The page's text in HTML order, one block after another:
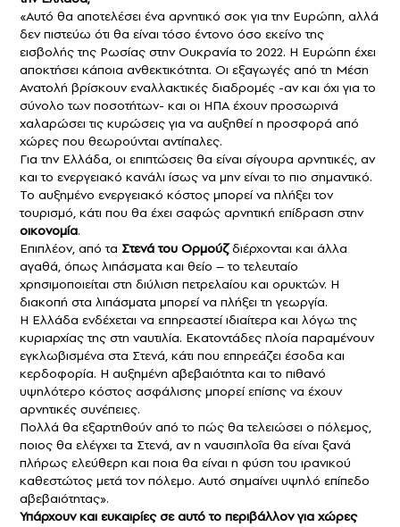
«Αυτό θα αποτελέσει ένα αρνητικό σοκ για την Ευρώπη, αλλά
δεν πιστεύω ότι θα είναι τόσο έντονο όσο εκείνο της
εισβολής της Ρωσίας στην Ουκρανία το 2022. Η Ευρώπη έχει
αποκτήσει κάποια ανθεκτικότητα. Οι εξαγωγές από τη Μέση
Ανατολή βρίσκουν εναλλακτικές διαδρομές -αν και όχι για το
σύνολο των ποσοτήτων- και οι ΗΠΑ έχουν προσωρινά
χαλαρώσει τις κυρώσεις για να αυξηθεί η προσφορά από
χώρες που θεωρούνται αντίπαλες.
Για την Ελλάδα, οι επιπτώσεις θα είναι σίγουρα αρνητικές, αν
και το ενεργειακό κανάλι ίσως να μην είναι το πιο σημαντικό.
Το αυξημένο ενεργειακό κόστος μπορεί να πλήξει τον
τουρισμό, κάτι που θα έχει σαφώς αρνητική επίδραση στην
οικονομία.
Επιπλέον, από τα Στενά του Ορμούζδιέρχονται και άλλα
αγαθά, όπως λιπάσματα και θείο – το τελευταίο
χρησιμοποιείται στη διύλιση πετρελαίου και ορυκτών. Η
διακοπή στα λιπάσματα μπορεί να πλήξει τη γεωργία.
Η Ελλάδα ενδέχεται να επηρεαστεί ιδιαίτερα και λόγω της
κυριαρχίας της στη ναυτιλία. Εκατοντάδες πλοία παραμένουν
εγκλωβισμένα στα Στενά, κάτι που επηρεάζει έσοδα και
κερδοφορία. Η αυξημένη αβεβαιότητα και το πιθανό
υψηλότερο κόστος ασφάλισης μπορεί επίσης να έχουν
αρνητικές συνέπειες.
Πολλά θα εξαρτηθούν από το πώς θα τελειώσει ο πόλεμος,
ποιος θα ελέγχει τα Στενά, αν η ναυσιπλοΐα θα είναι ξανά
πλήρως ελεύθερη και ποια θα είναι η φύση του ιρανικού
καθεστώτος μετά τον πόλεμο. Αυτό σημαίνει υψηλό επίπεδο
αβεβαιότητας».
Υπάρχουν και ευκαιρίες σε αυτό το περιβάλλον για χώρες